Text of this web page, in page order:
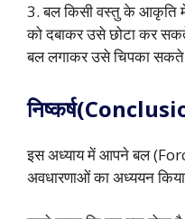
3. बल किसी वस्तु के आकृति
को दबाकर उसे छोटा कर
बल लगाकर उसे चिपका
इस अध्याय में आपने बल
अवधारणाओं का अध्ययन